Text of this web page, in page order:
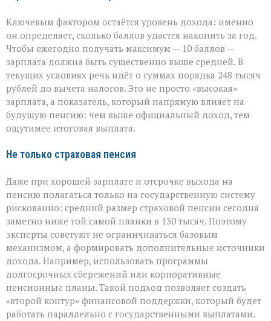
Ключевым фактором остаётся уровень дохода: именно
он определяет, сколько баллов удастся накопить за год.
Чтобы ежегодно получать максимум — 10 баллов —
зарплата должна быть существенно выше средней. В
текущих условиях речь идёт о суммах порядка 248 тысяч
рублей до вычета налогов. Это не просто «высокая»
зарплата, а показатель, который напрямую влияет на
будущую пенсию: чем выше официальный доход, тем
ощутимее итоговая выплата.
Не только страховая пенсия
Даже при хорошей зарплате и отсрочке выхода на
пенсию полагаться только на государственную систему
рискованно: средний размер страховой пенсии сегодня
заметно ниже той самой планки в 130 тысяч. Поэтому
эксперты советуют не ограничиваться базовым
механизмом, а формировать дополнительные источники
дохода. Например, использовать программы
долгосрочных сбережений или корпоративные
пенсионные планы. Такой подход позволяет создать
«второй контур» финансовой поддержки, который будет
работать параллельно с государственными выплатами.